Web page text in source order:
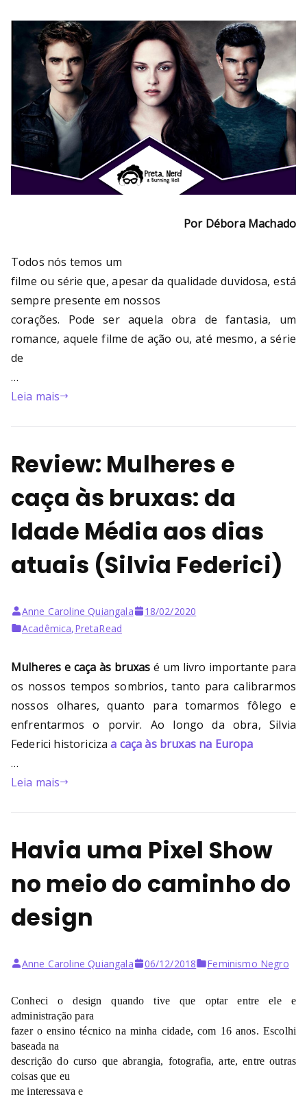
Por Débora Machado
Todos nós temos um
filme ou série que, apesar da qualidade duvidosa, está
sempre presente em nossos
corações. Pode ser aquela obra de fantasia, um
romance, aquele filme de ação ou, até mesmo, a série
de
…
Leia mais
Review: Mulheres e
caça às bruxas: da
Idade Média aos dias
atuais (Silvia Federici)
Anne Caroline Quiangala
18/02/2020
Acadêmica,PretaRead
Mulheres e caça às bruxas é um livro importante para
os nossos tempos sombrios, tanto para calibrarmos
nossos olhares, quanto para tomarmos fôlego e
enfrentarmos o porvir. Ao longo da obra, Silvia
Federici historicizaa caça às bruxas na Europa
…
Leia mais
Havia uma Pixel Show
no meio do caminho do
design
Anne Caroline Quiangala 06/12/2018 Feminismo Negro
Conheci o design quando tive que optar entre ele e
administração para
fazer o ensino técnico na minha cidade, com 16 anos. Escolhi
baseada na
descrição do curso que abrangia, fotografia, arte, entre outras
coisas que eu
me interessava e